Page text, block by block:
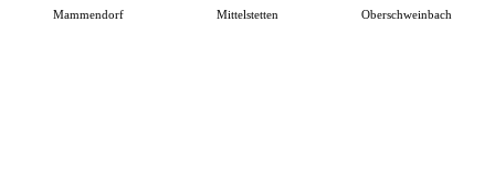
Mammendorf Mittelstetten Oberschweinbach